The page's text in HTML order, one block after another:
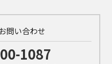
問い合わせ
1087